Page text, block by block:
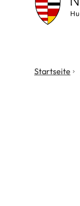
Isenburg
Startseite